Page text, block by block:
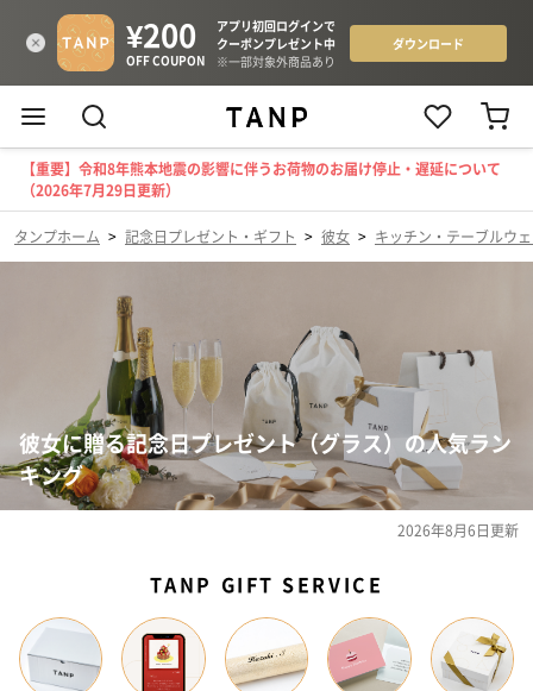
【重要】令和8年熊本地震の影響に伴うお荷物のお届け停止・遅延について
（2026年7月29日更新）
タンプホーム > 記念日プレゼント・ギフト > 彼女 > キッチン・テーブルウ
彼女に贈る記念日プレゼント（グラス）の人気ラン
キング
2026年8月6日更新
TANP GIFT SERVICE